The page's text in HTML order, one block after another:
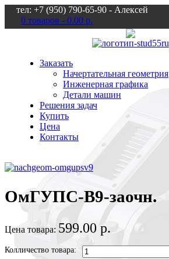
тел: +7 (950) 790-65-90 - Алексей
0 товаров - 0.00 р.
Заказать
Начертательная геометрия
Инженерная графика
Детали машин
Решения задач
Купить
Цена
Контакты
ОмГУПС-В9-заочн.
Цена товара: 599.00 р.
Колличество товара: